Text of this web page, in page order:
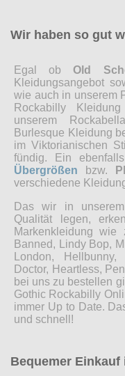
Wir haben so gut
Egal ob Old
Kleidungsangebot
wie auch in unserem
Rockabilly
unserem
Burlesque Kleidung
im Viktorianischen
fündig. Ein
Übergrößen bzw.
verschiedene
Das wir in
Qualität legen,
Markenkleidung
Banned, Lindy Bop,
London,
Doctor, Heartless,
bei uns zu bestellen
Gothic Rockabilly
immer Up to Date.
und schnell!
Bequemer